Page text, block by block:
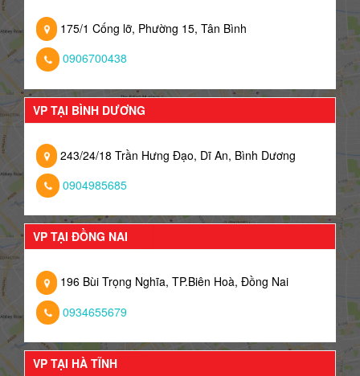
175/1 Cống lỡ, Phường 15, Tân Bình
0906700438
VP TẠI BÌNH DƯƠNG
243/24/18 Trần Hưng Đạo, Dĩ An, Bình Dương
0904985685
VP TẠI ĐỒNG NAI
196 Bùi Trọng Nghĩa, TP.Biên Hoà, Đồng Nai
0934655679
VP TẠI HÀ TĨNH